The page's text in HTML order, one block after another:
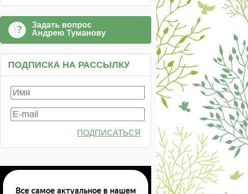
Задать вопрос
Андрею Туманову
ПОДПИСКА НА РАССЫЛКУ
ПОДПИСАТЬСЯ